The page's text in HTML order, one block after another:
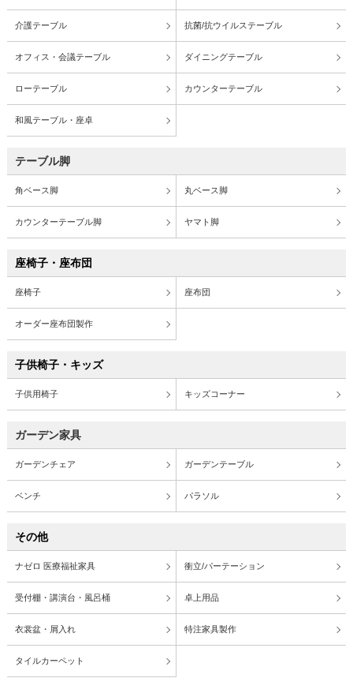
介護テーブル 抗菌/抗ウイルステーブル
オフィス・会議テーブル ダイニングテーブル
ローテーブル カウンターテーブル
和風テーブル・座卓
テーブル脚
角ベース脚 丸ベース脚
カウンターテーブル脚 ヤマト脚
座椅子・座布団
座椅子 座布団
オーダー座布団製作
子供椅子・キッズ
子供用椅子 キッズコーナー
ガーデン家具
ガーデンチェア ガーデンテーブル
ベンチ パラソル
その他
ナゼロ 医療福祉家具 衝立/パーテーション
受付棚・講演台・風呂桶 卓上用品
衣裳盆・屑入れ 特注家具製作
タイルカーペット